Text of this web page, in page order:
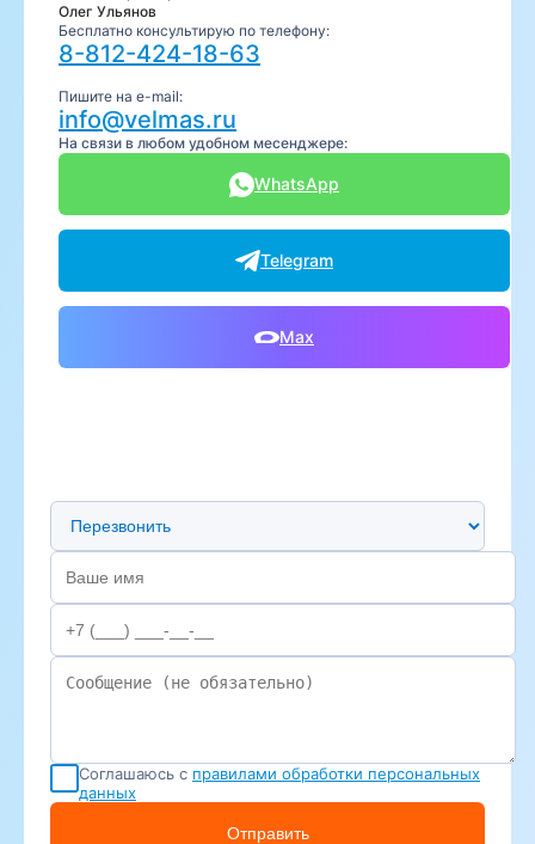
Олег Ульянов
Бесплатно консультирую по телефону:
8-812-424-18-63
Пишите на e-mail:
info@velmas.ru
На связи в любом удобном месенджере:
WhatsApp
Telegram
Max
Предпочтительный способ связи
Соглашаюсь с правилами обработки персональных
данных
Отправить